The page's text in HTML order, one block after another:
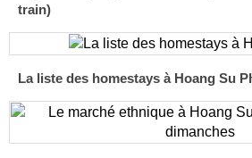
train)
La liste des homestays à Hoang Su